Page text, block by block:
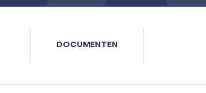
DOCUMENTEN